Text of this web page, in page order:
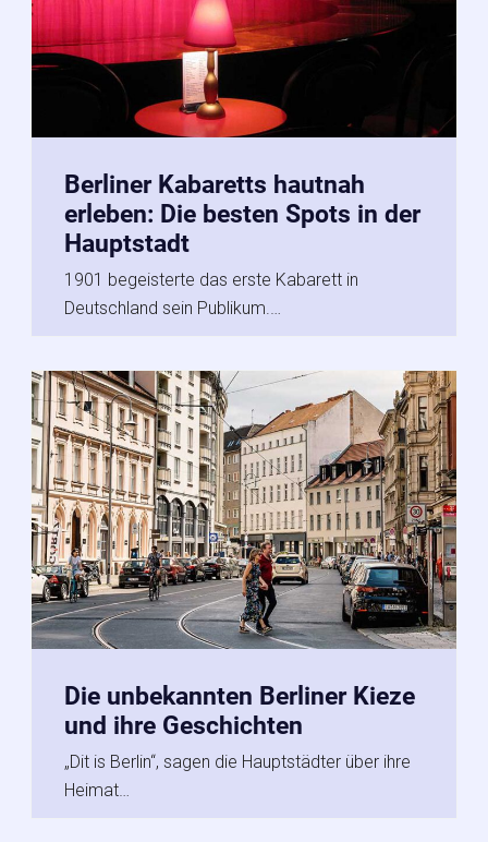
Berliner Kabaretts hautnah
erleben: Die besten Spots in der
Hauptstadt
1901 begeisterte das erste Kabarett in
Deutschland sein Publikum.…
Die unbekannten Berliner Kieze
und ihre Geschichten
„Dit is Berlin“, sagen die Hauptstädter über ihre
Heimat…